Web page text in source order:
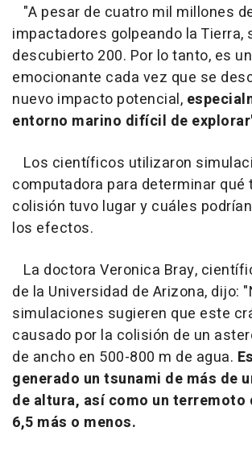
"A pesar de cuatro mil millones
impactadores golpeando la Tierra,
descubierto 200. Por lo tanto, es
emocionante cada vez que se
nuevo impacto potencial,
entorno marino difícil de
Los científicos utilizaron
computadora para determinar qué
colisión tuvo lugar y cuáles
los efectos.
La doctora Veronica Bray,
de la Universidad de Arizona, dijo:
simulaciones sugieren que este
causado por la colisión de un
de ancho en 500-800 m de agua.
generado un tsunami de más de
de altura, así como un terremoto
6,5 más o menos.